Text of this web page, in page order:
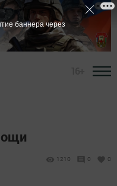
1210 0 0
баннера через